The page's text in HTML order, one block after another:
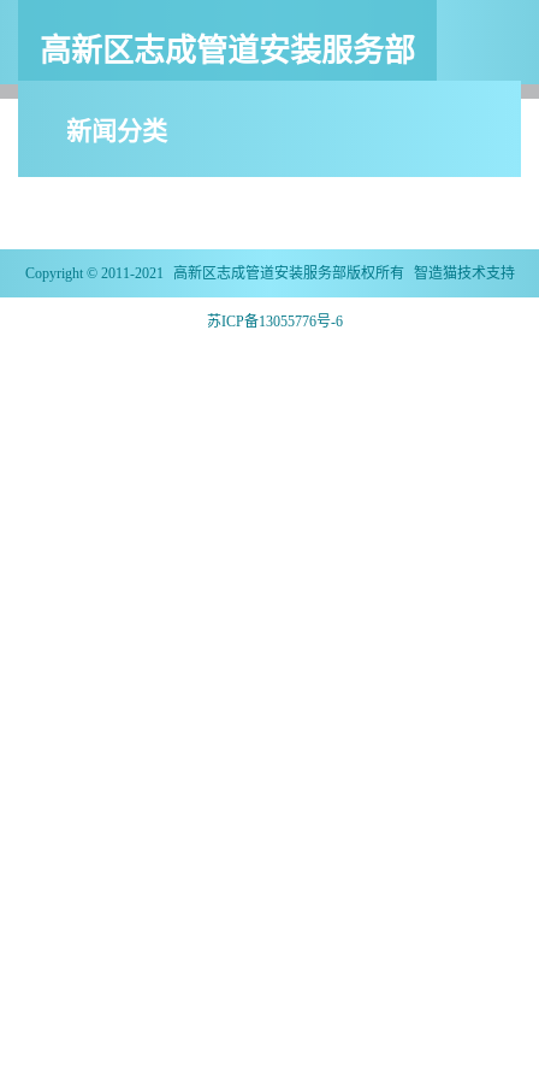
高新区志成管道安装服务部
新闻分类
Copyright © 2011-2021 高新区志成管道安装服务部版权所有 智造猫技术支持
苏ICP备13055776号-6